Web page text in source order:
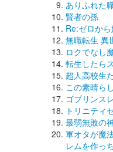
ありふれた
賢者の孫
Re:ゼロか
無職転生 異
ロクでなし
転生したら
超人高校生
この素晴ら
ゴブリンス
トリニティ
最弱無敗の
軍オタが魔
レムを作っ